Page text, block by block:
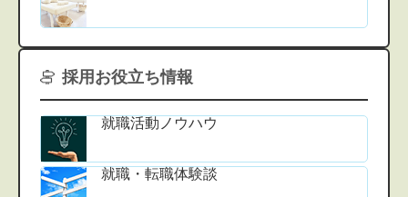
採用お役立ち情報
就職活動ノウハウ
就職・転職体験談